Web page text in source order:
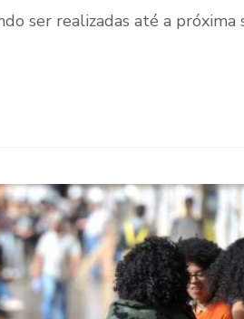
ser realizadas até a próxima